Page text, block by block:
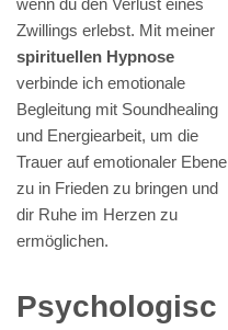
Zwillings erlebst. Mit meiner
spirituellen Hypnose
verbinde ich emotionale
Begleitung mit Soundhealing
und Energiearbeit, um die
Trauer auf emotionaler Ebene
zu in Frieden zu bringen und
dir Ruhe im Herzen zu
ermöglichen.
Psychologisc